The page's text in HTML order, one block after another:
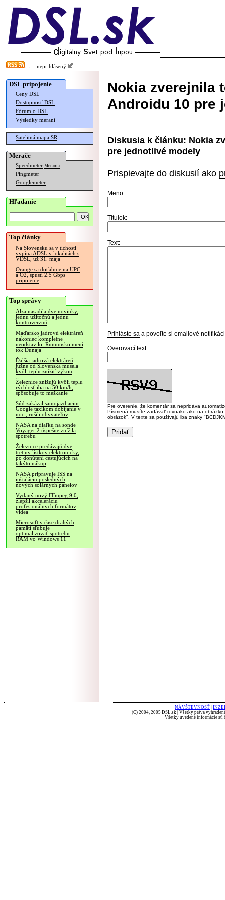
neprihlásený
DSL pripojenie
Ceny DSL
Dostupnosť DSL
Fórum o DSL
Výsledky meraní
Satelitná mapa SR
Merače
Speedmeter Merania
Pingmeter
Googlemeter
Hľadanie
Top články
Na Slovensku sa v tichosti
vypína ADSL v lokalitách s
VDSL, už 31. mája
Orange sa doťahuje na UPC
a O2, spustí 2.5 Gbps
pripojenie
Top správy
Alza nasadila dve novinky,
jednu užitočnú a jednu
kontroverznú
Maďarsko jadrovú elektráreň
nakoniec kompletne
neodstavilo, Rumunsko mení
tok Dunaja
Ďalšia jadrová elektráreň
južne od Slovenska musela
kvôli teplu znížiť výkon
Železnice znižujú kvôli teplu
rýchlosť iba na 50 km/h,
spôsobuje to meškanie
Súd zakázal samojazdiacim
Google taxíkom dobíjanie v
noci, rušili obyvateľov
NASA na diaľku na sonde
Voyager 2 úspešne znížila
spotrebu
Železnice predávajú dve
tretiny lístkov elektronicky,
po donútení cestujúcich na
takýto nákup
NASA pripravuje ISS na
inštaláciu posledných
nových solárnych panelov
Vydaný nový FFmpeg 9.0,
zlepšil akceleráciu
profesionálnych formátov
videa
Microsoft v čase drahých
pamätí sľubuje
optimalizovať spotrebu
RAM vo Windows 11
Nokia zverejnila
Androidu 10 pre
Diskusia k článku: Nokia
pre jednotlivé modely
Prispievajte do diskusií ako
Meno:
Titulok:
Text:
Prihláste sa a povoľte si emailové
Overovací text:
Pre overenie, že komentár sa nepridáva
Písmená musíte zadávať rovnako ako na
obrázok". V texte sa používajú iba znaky
NÁVŠTEVNOSŤ
(C) 2004, 2005 DSL.sk | Všetky práva
Všetky uvedené informácie sú